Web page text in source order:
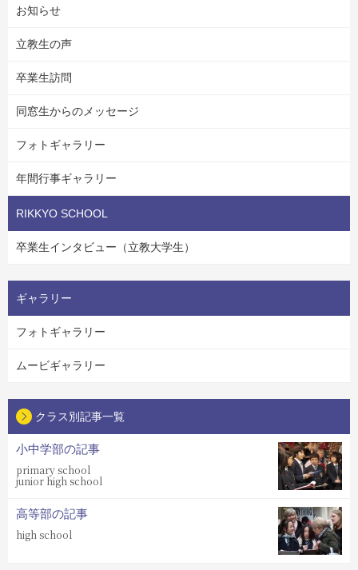
お知らせ
立教生の声
卒業生訪問
同窓生からのメッセージ
フォトギャラリー
年間行事ギャラリー
RIKKYO SCHOOL
卒業生インタビュー（立教大学生）
ギャラリー
フォトギャラリー
ムービギャラリー
クラス別記事一覧
小中学部の記事
primary school
junior high school
高等部の記事
high school